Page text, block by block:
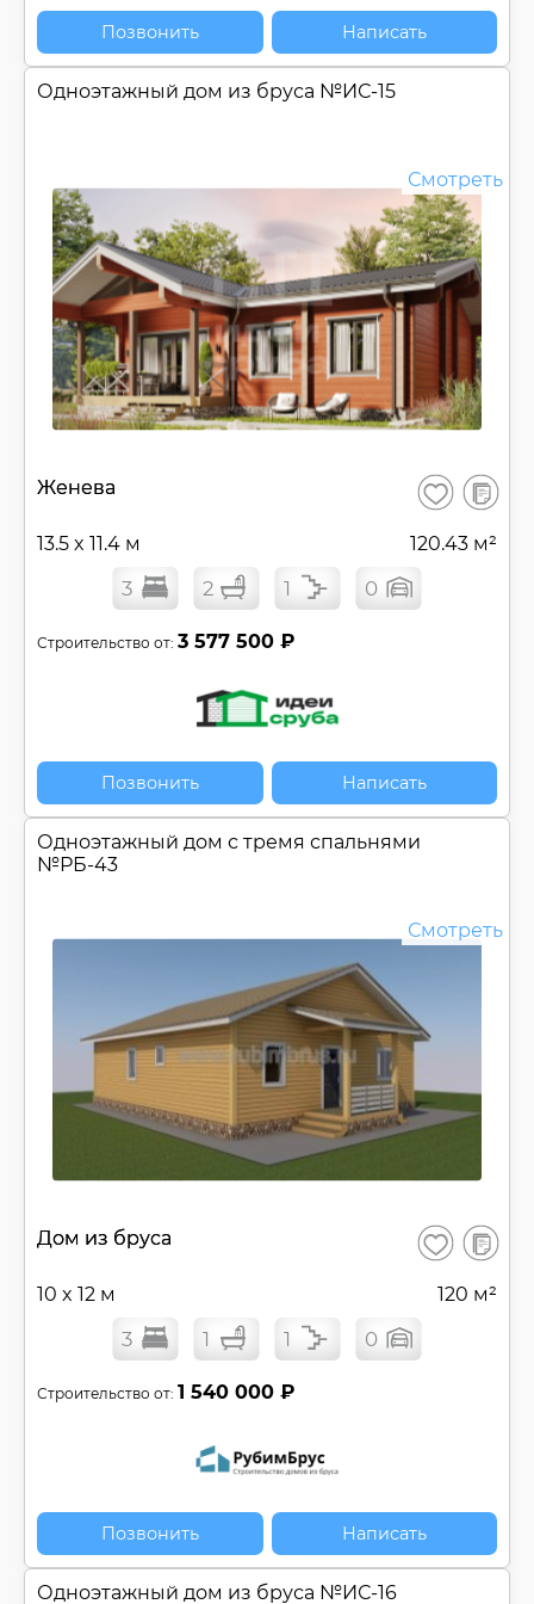
Позвонить Написать
Одноэтажный дом из бруса №ИС-15
Смотреть
Женева Сохранить
В
13.5 x 11.4 м 120.43 м²
3 2 1 0
Строительство от: 3 577 500 ₽
Позвонить Написать
Одноэтажный дом с тремя спальнями
№РБ-43
Смотреть
Дом из бруса Сохранить
В
10 x 12 м 120 м²
3 1 1 0
Строительство от: 1 540 000 ₽
Позвонить Написать
Одноэтажный дом из бруса №ИС-16